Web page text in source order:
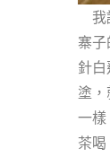
我
寨
針
塗
一樣
茶